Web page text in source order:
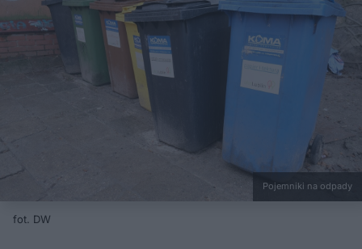
Pojemniki na odpady
fot. DW